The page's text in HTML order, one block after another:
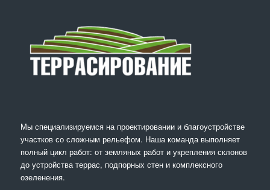
Мы специализируемся на проектировании и благоустройстве
участков со сложным рельефом. Наша команда выполняет
полный цикл работ: от земляных работ и укрепления склонов
до устройства террас, подпорных стен и комплексного
озеленения.